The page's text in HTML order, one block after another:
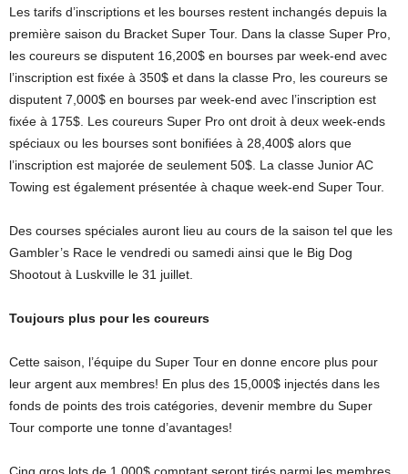
Les tarifs d’inscriptions et les bourses restent inchangés depuis la
première saison du Bracket Super Tour. Dans la classe Super Pro,
les coureurs se disputent 16,200$ en bourses par week-end avec
l’inscription est fixée à 350$ et dans la classe Pro, les coureurs se
disputent 7,000$ en bourses par week-end avec l’inscription est
fixée à 175$. Les coureurs Super Pro ont droit à deux week-ends
spéciaux ou les bourses sont bonifiées à 28,400$ alors que
l’inscription est majorée de seulement 50$. La classe Junior AC
Towing est également présentée à chaque week-end Super Tour.
Des courses spéciales auront lieu au cours de la saison tel que les
Gambler’s Race le vendredi ou samedi ainsi que le Big Dog
Shootout à Luskville le 31 juillet.
Toujours plus pour les coureurs
Cette saison, l’équipe du Super Tour en donne encore plus pour
leur argent aux membres! En plus des 15,000$ injectés dans les
fonds de points des trois catégories, devenir membre du Super
Tour comporte une tonne d’avantages!